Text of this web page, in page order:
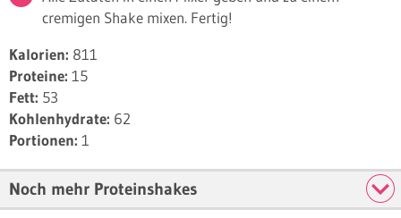
cremigen Shake mixen. Fertig!
Kalorien: 811
Proteine: 15
Fett: 53
Kohlenhydrate: 62
Portionen: 1
Noch mehr Proteinshakes